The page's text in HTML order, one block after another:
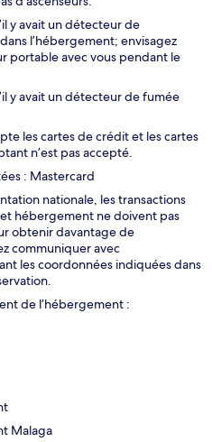
y avait un détecteur de
l’hébergement; envisagez
portable avec vous pendant le
y avait un détecteur de fumée
les cartes de crédit et les cartes
n’est pas accepté.
: Mastercard
nationale, les transactions
hébergement ne doivent pas
obtenir davantage de
communiquer avec
les coordonnées indiquées dans
de l’hébergement :
Malaga